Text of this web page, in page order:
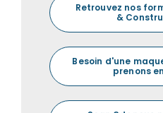
Retrouvez nos
&
Besoin d'une
prenons